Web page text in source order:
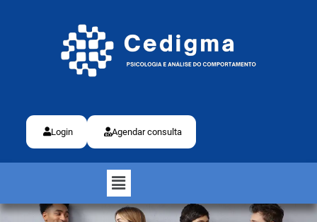
Login Agendar consulta